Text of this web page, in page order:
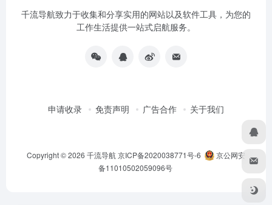
千流导航致力于收集和分享实用的网站以及软件工具，为您的
工作生活提供一站式启航服务。
申请收录 免责声明 广告合作 关于我们
Copyright © 2026 千流导航京ICP备2020038771号-6
京公网安
备11010502059096号